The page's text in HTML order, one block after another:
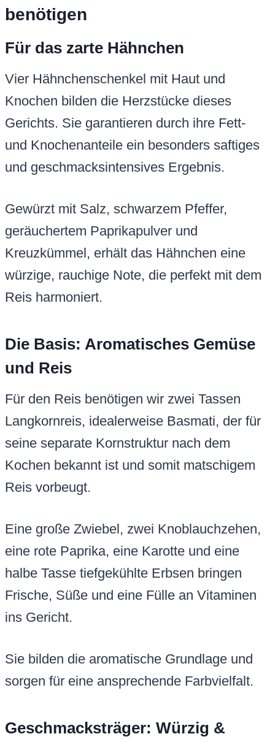
benötigen
Für das zarte Hähnchen
Vier Hähnchenschenkel mit Haut und
Knochen bilden die Herzstücke dieses
Gerichts. Sie garantieren durch ihre Fett-
und Knochenanteile ein besonders saftiges
und geschmacksintensives Ergebnis.
Gewürzt mit Salz, schwarzem Pfeffer,
geräuchertem Paprikapulver und
Kreuzkümmel, erhält das Hähnchen eine
würzige, rauchige Note, die perfekt mit dem
Reis harmoniert.
Die Basis: Aromatisches Gemüse
und Reis
Für den Reis benötigen wir zwei Tassen
Langkornreis, idealerweise Basmati, der für
seine separate Kornstruktur nach dem
Kochen bekannt ist und somit matschigem
Reis vorbeugt.
Eine große Zwiebel, zwei Knoblauchzehen,
eine rote Paprika, eine Karotte und eine
halbe Tasse tiefgekühlte Erbsen bringen
Frische, Süße und eine Fülle an Vitaminen
ins Gericht.
Sie bilden die aromatische Grundlage und
sorgen für eine ansprechende Farbvielfalt.
Geschmacksträger: Würzig &